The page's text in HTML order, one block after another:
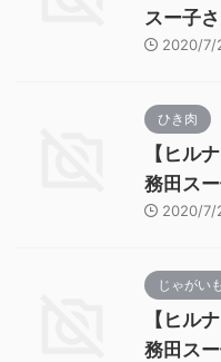
スー子
2020/7/
ひき肉
【ヒル
務田ス
2020/7/
じゃがいも
【ヒル
務田ス